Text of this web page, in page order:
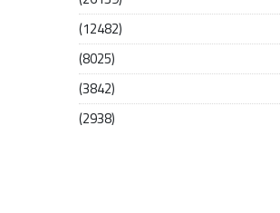
(12482)
(8025)
(3842)
(2938)